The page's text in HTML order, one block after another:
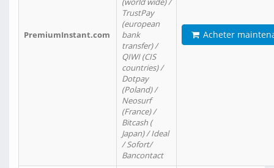
PremiumInstant.com
TrustPay
(european
bank
transfer) /
QIWI (CIS
countries) /
Dotpay
(Poland) /
Neosurf
(France) /
Bitcash (
Japan) / Ideal
/ Sofort/
Bancontact
Acheter